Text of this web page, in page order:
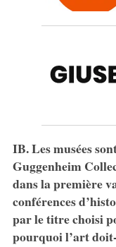
IB. Les musées
Guggenheim
dans la première
conférences
par le titre choisi
pourquoi l’art